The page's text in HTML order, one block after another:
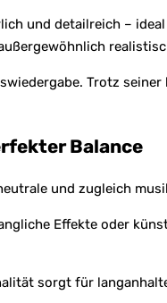
und detailreich –
Trotz
Balance
und zugleich
Effekte oder
sorgt für